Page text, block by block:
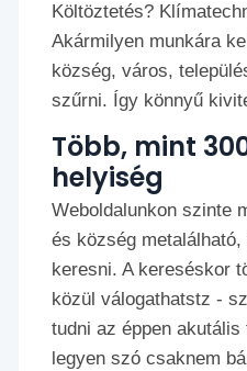
Költöztetés?
Akármilyen munkára
község, város,
szűrni. Így könnyű
Több, mint
helyiség
Weboldalunkon szinte
és község
keresni. A kereséskor
közül válogathatstz -
tudni az éppen
legyen szó csaknem